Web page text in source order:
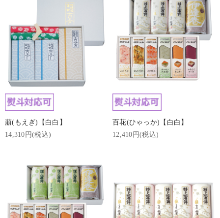
萠(もえぎ)【白白】
14,310円(税込)
百花(ひゃっか)【白白】
12,410円(税込)